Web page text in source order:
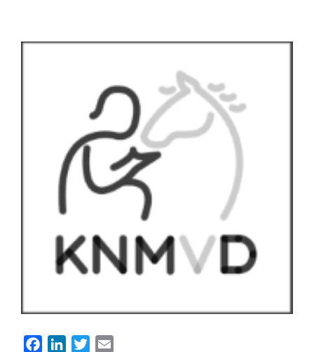
FacebookLinkedInTwitter